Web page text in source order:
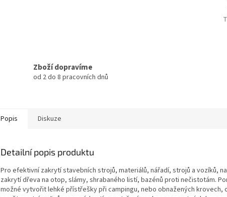
Zboží dopravíme
od 2 do 8 pracovních dnů
Popis Diskuze
Detailní popis produktu
Pro efektivní zakrytí stavebních strojů, materiálů, nářadí, strojů a vozíků,
zakrytí dřeva na otop, slámy, shrabaného listí, bazénů proti nečistotám.
možné vytvořit lehké přístřešky při campingu, nebo obnažených krovech,